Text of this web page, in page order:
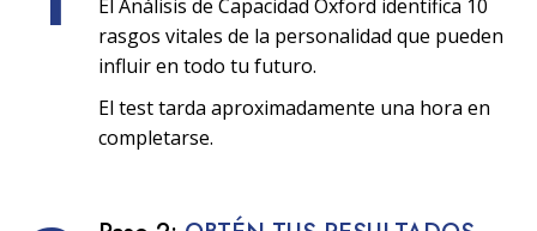
El Análisis de Capacidad Oxford identifica 10
rasgos vitales de la personalidad que pueden
influir en todo tu futuro.
El test tarda aproximadamente una hora en
completarse.